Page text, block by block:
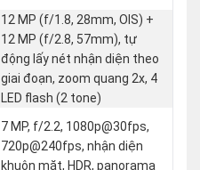
12 MP (f/1.8, 28mm, OIS) +
12 MP (f/2.8, 57mm), tự
động lấy nét nhận diện theo
giai đoạn, zoom quang 2x, 4
LED flash (2 tone)
7 MP, f/2.2, 1080p@30fps,
720p@240fps, nhận diện
khuôn mặt, HDR, panorama